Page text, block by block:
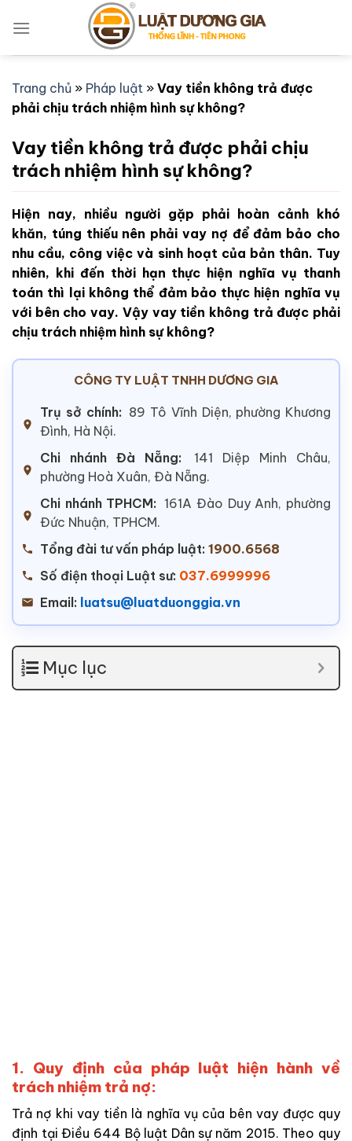
qua
Trang chủ » Pháp luật » Vay tiền không trả được
phải chịu trách nhiệm hình sự không?
Vay tiền không trả được phải chịu
trách nhiệm hình sự không?
Hiện nay, nhiều người gặp phải hoàn cảnh khó
khăn, túng thiếu nên phải vay nợ để đảm bảo cho
nhu cầu, công việc và sinh hoạt của bản thân. Tuy
nhiên, khi đến thời hạn thực hiện nghĩa vụ thanh
toán thì lại không thể đảm bảo thực hiện nghĩa vụ
với bên cho vay. Vậy vay tiền không trả được phải
chịu trách nhiệm hình sự không?
CÔNG TY LUẬT TNHH DƯƠNG GIA
Trụ sở chính: 89 Tô Vĩnh Diện, phường Khương
Đình, Hà Nội.
Chi nhánh Đà Nẵng:
141 Diệp Minh Châu,
phường Hoà Xuân, Đà Nẵng.
Chi nhánh TPHCM: 161A Đào Duy Anh, phường
Đức Nhuận, TPHCM.
Tổng đài tư vấn pháp luật: 1900.6568
Số điện thoại Luật sư: 037.6999996
Email: luatsu@luatduonggia.vn
Mục lục
1. Quy định của pháp luật hiện hành về
trách nhiệm trả nợ:
Trả nợ khi vay tiền là nghĩa vụ của bên vay được quy
định tại Điều 644 Bộ luật Dân sự năm 2015. Theo quy